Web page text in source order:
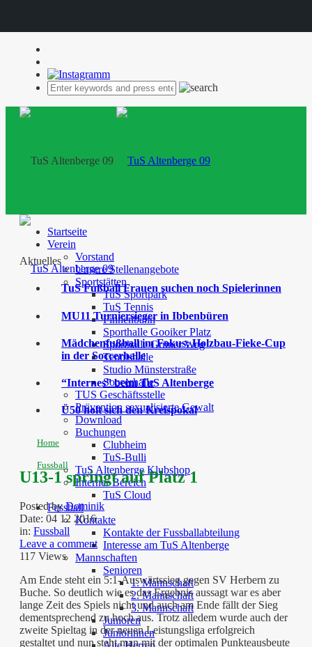
Startseite
Verein
Vorstand
Unsere Stellenangebote
Sportstätten
TuS Sportpark
TuS Tennis
Finnenbahn
Sporthalle Gooiker Platz
Sporthalle Grüner Weg
Tennishalle
Studio Münsterstraße
Soccerhalle
TUS Geschäftsstelle
Prävention sexualisierte Gewalt
Download
Buchungen
Clubheim
TuS-Bulli
TuS Altenberge Klubshop
Interner Bereich
TuS Cloud
Fussball
Kontakte
Kontakte der Fussballabteilung
Interesse am TuS Altenberge
Mannschaften
Senioren
1. Mannschaft
2. Mannschaft
3. Mannschaft
Junioren
Juniorinnen
Aktuelles
TuS Fußball Frauen suchen noch Spielerinnen
MU11 Turniersieger in Ibbenbüren
Mädchenfußball im Fokus: Holzbau-Fieke-Cup
in der Soccerhalle
“Internes” beim TuS Altenberge
Ü50 holt sich den Kreispokal
Home
Fussball
U13-1 springt auf Platz 1
Posted byDominik
Date: 04 12 2016
in: Fussball
Leave a comment
117 Views
Am Ende steht ein 5:1-Auswärtssieg gegen SV Herbern zu
Buche. So deutlich wie es das Ergebnis aussagt war es aber
lange Zeit des Spiels nicht und auch am Ende fällt der Sieg
dementsprechend zu hoch aus. Trotz alledem wurde auch der
zweite Spieltag in der neuen Leistungsliga erfolgreich
gestaltet und nun steht man mit der optimalen Punkteausbeute